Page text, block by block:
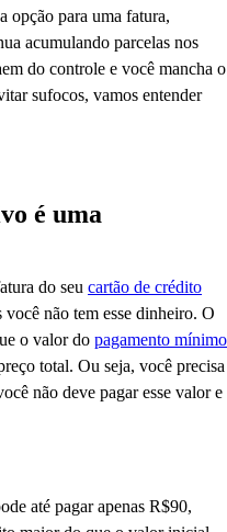
opção para uma fatura,
acumulando parcelas nos
do controle e você mancha o
sufocos, vamos entender
é uma
do seu cartão de crédito
não tem esse dinheiro. O
o valor do pagamento mínimo
total. Ou seja, você precisa
não deve pagar esse valor e
até pagar apenas R$90,